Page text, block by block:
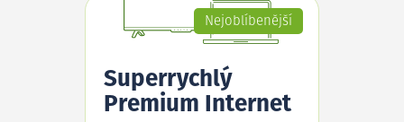
Nejoblíbenější
Superrychlý
Premium Internet